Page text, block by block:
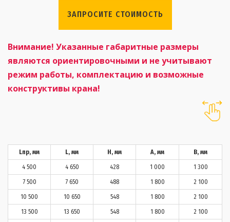
ЗАПРОСИТЕ СТОИМОСТЬ
Внимание! Указанные габаритные размеры
являются ориентировочными и не учитывают
режим работы, комплектацию и возможные
конструктивы крана!
Lпр, мм L, мм H, мм А, мм В, мм
4 500 4 650 428 1 000 1 300
7 500 7 650 488 1 800 2 100
10 500 10 650 548 1 800 2 100
13 500 13 650 548 1 800 2 100